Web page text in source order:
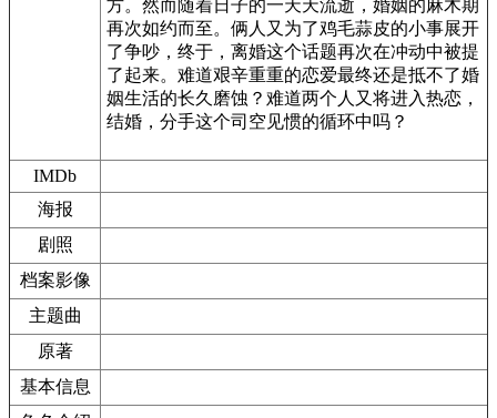
方。然而随着日子的一天天流逝，婚姻的麻木期
再次如约而至。俩人又为了鸡毛蒜皮的小事展开
了争吵，终于，离婚这个话题再次在冲动中被提
了起来。难道艰辛重重的恋爱最终还是抵不了婚
姻生活的长久磨蚀？难道两个人又将进入热恋，
结婚，分手这个司空见惯的循环中吗？
IMDb
海报
剧照
档案影像
主题曲
原著
基本信息